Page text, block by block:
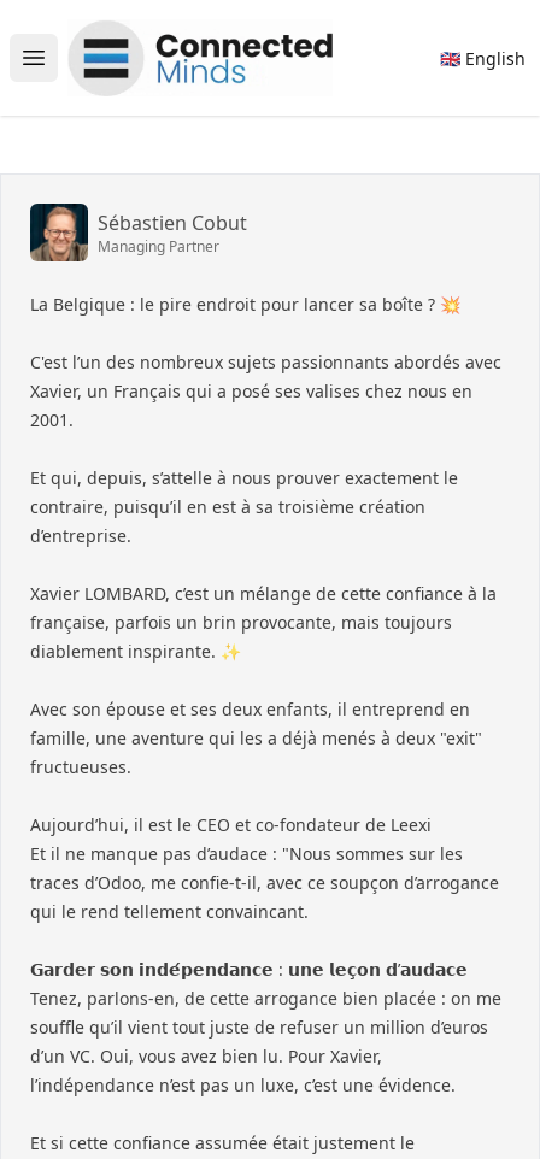
Open main menu
Connected Minds
🇬🇧 English
Sébastien Cobut
Managing Partner
La Belgique : le pire endroit pour lancer sa boîte ? 💥
C'est l’un des nombreux sujets passionnants abordés avec
Xavier, un Français qui a posé ses valises chez nous en
2001.
Et qui, depuis, s’attelle à nous prouver exactement le
contraire, puisqu’il en est à sa troisième création
d’entreprise.
Xavier LOMBARD, c’est un mélange de cette confiance à la
française, parfois un brin provocante, mais toujours
diablement inspirante. ✨
Avec son épouse et ses deux enfants, il entreprend en
famille, une aventure qui les a déjà menés à deux "exit"
fructueuses.
Aujourd’hui, il est le CEO et co-fondateur de Leexi
Et il ne manque pas d’audace : "Nous sommes sur les
traces d’Odoo, me confie-t-il, avec ce soupçon d’arrogance
qui le rend tellement convaincant.
𝗚𝗮𝗿𝗱𝗲𝗿 𝘀𝗼𝗻 𝗶𝗻𝗱𝗲́𝗽𝗲𝗻𝗱𝗮𝗻𝗰𝗲 : 𝘂𝗻𝗲 𝗹𝗲𝗰̧𝗼𝗻 𝗱’𝗮𝘂𝗱𝗮𝗰𝗲
Tenez, parlons-en, de cette arrogance bien placée : on me
souffle qu’il vient tout juste de refuser un million d’euros
d’un VC. Oui, vous avez bien lu. Pour Xavier,
l’indépendance n’est pas un luxe, c’est une évidence.
Et si cette confiance assumée était justement le